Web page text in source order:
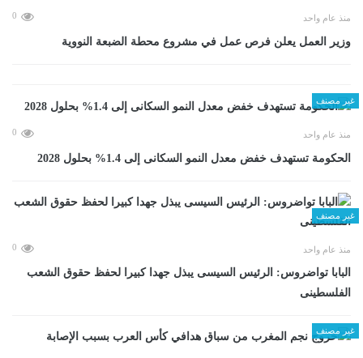
منذ عام واحد 0
وزير العمل يعلن فرص عمل في مشروع محطة الضبعة النووية
غير مصنف
منذ عام واحد 0
الحكومة تستهدف خفض معدل النمو السكانى إلى 1.4% بحلول 2028
غير مصنف
منذ عام واحد 0
البابا تواضروس: الرئيس السيسى يبذل جهدا كبيرا لحفظ حقوق الشعب
الفلسطينى
غير مصنف